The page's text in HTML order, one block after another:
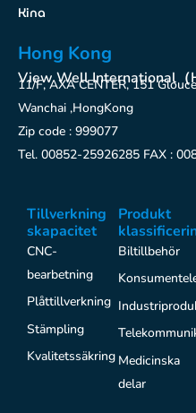
Kina
Hong Kong
View Well International（
11/F, AXA CENTER, 151
Wanchai ,HongKong
Zip code : 999077
Tel. 00852-25926285 FAX :
Tillverkning
skapacitet
CNC-
bearbetning
Plåttillverkning
Stämpling
Kvalitetssäkring
Produkt
Biltillbehör
Medicinska
delar